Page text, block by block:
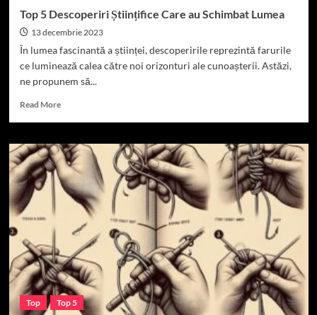
Top 5 Descoperiri Științifice Care au Schimbat Lumea
13 decembrie 2023
În lumea fascinantă a științei, descoperirile reprezintă farurile
ce luminează calea către noi orizonturi ale cunoașterii. Astăzi,
ne propunem să...
Read MoreRead
Top
5
Descoperiri
Științifice
Care
Schimbat
Lumea
Top Top 5